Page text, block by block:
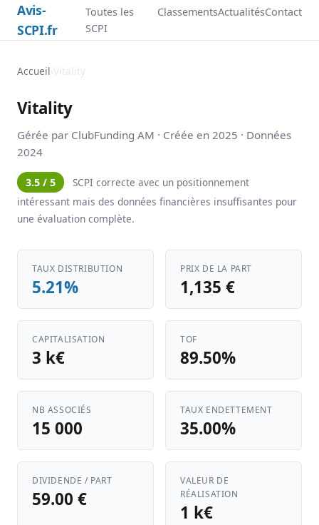
Avis-
SCPI.fr
Toutes les
SCPI
ClassementsActualitésContact
Accueil›Vitality
Vitality
Gérée par ClubFunding AM · Créée en 2025 · Données
2024
3.5 / 5
SCPI correcte avec un positionnement
intéressant mais des données financières insuffisantes pour
une évaluation complète.
TAUX DISTRIBUTION
5.21%
PRIX DE LA PART
1,135 €
CAPITALISATION
3 k€
TOF
89.50%
NB ASSOCIÉS
15 000
TAUX ENDETTEMENT
35.00%
DIVIDENDE / PART
59.00 €
VALEUR DE
RÉALISATION
1 k€